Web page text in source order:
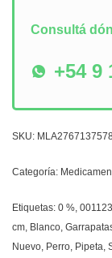
Consultá
+54 9
SKU: MLA2767137578
Categoría:
Etiquetas: 0 %,
cm, Blanco,
Nuevo, Perro, Pipeta,